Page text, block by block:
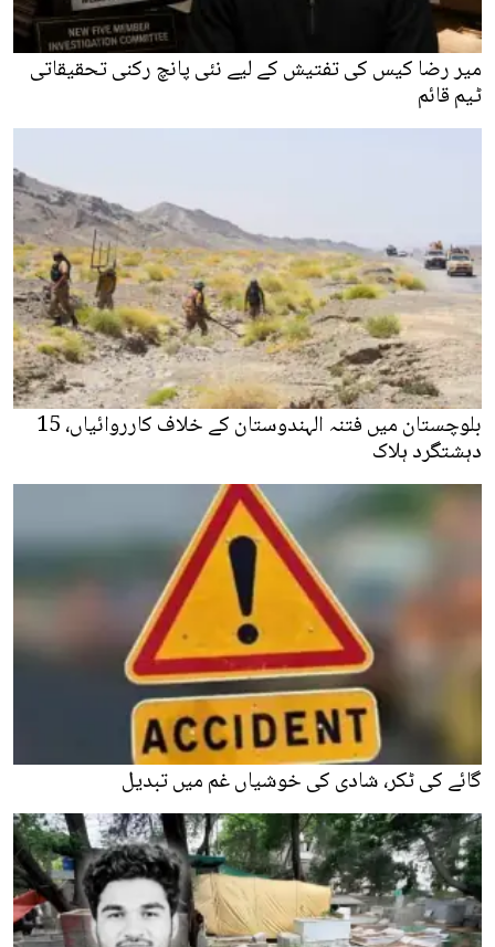
میر رضا کیس کی تفتیش کے لیے نئی پانچ رکنی تحقیقاتی
ٹیم قائم
بلوچستان میں فتنہ الہندوستان کے خلاف کارروائیاں، 15
دہشتگرد ہلاک
گائے کی ٹکر، شادی کی خوشیاں غم میں تبدیل